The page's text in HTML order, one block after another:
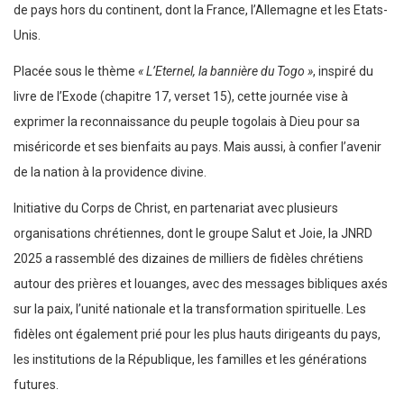
de pays hors du continent, dont la France, l’Allemagne et les Etats-
Unis.
Placée sous le thème « L’Eternel, la bannière du Togo », inspiré du
livre de l’Exode (chapitre 17, verset 15), cette journée vise à
exprimer la reconnaissance du peuple togolais à Dieu pour sa
miséricorde et ses bienfaits au pays. Mais aussi, à confier l’avenir
de la nation à la providence divine.
Initiative du Corps de Christ, en partenariat avec plusieurs
organisations chrétiennes, dont le groupe Salut et Joie, la JNRD
2025 a rassemblé des dizaines de milliers de fidèles chrétiens
autour des prières et louanges, avec des messages bibliques axés
sur la paix, l’unité nationale et la transformation spirituelle. Les
fidèles ont également prié pour les plus hauts dirigeants du pays,
les institutions de la République, les familles et les générations
futures.